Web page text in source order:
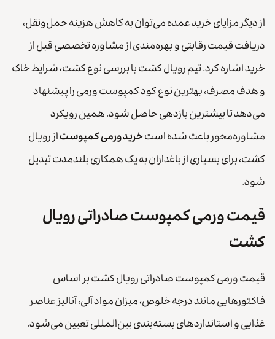
از دیگر مزایای خرید عمده می‌توان به کاهش هزینه حمل‌ونقل،
دریافت قیمت رقابتی و بهره‌مندی از مشاوره تخصصی قبل از
خرید اشاره کرد. تیم رویال کشت با بررسی نوع کشت، شرایط خاک
و هدف مصرف، بهترین نوع کود کمپوست ورمی را پیشنهاد
می‌دهد تا بیشترین بازدهی حاصل شود. همین رویکرد
مشاوره‌محور باعث شده استخرید ورمی کمپوستاز رویال
کشت، برای بسیاری از باغداران به یک همکاری بلندمدت تبدیل
شود.
قیمت ورمی کمپوست صادراتی رویال
کشت
قیمت ورمی کمپوست صادراتی رویال کشت بر اساس
فاکتورهایی مانند درجه خلوص، میزان مواد آلی، آنالیز عناصر
غذایی و استانداردهای بسته‌بندی بین‌المللی تعیین می‌شود.